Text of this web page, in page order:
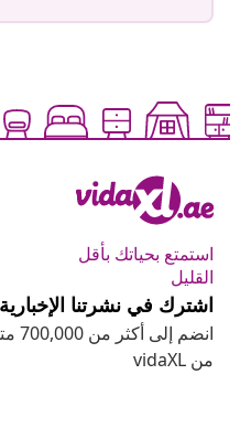
استمتع بحياتك بأقل
القليل
اشترك في نشرتنا الإخبارية
من vidaXL